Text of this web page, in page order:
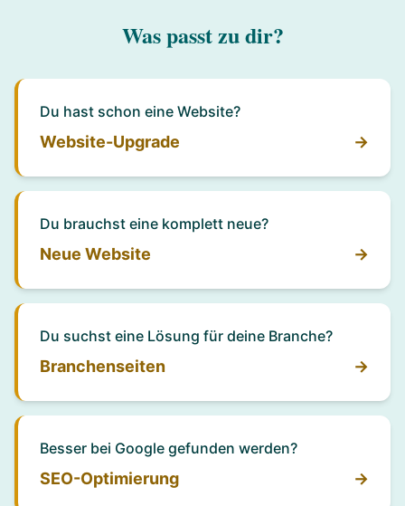
Was passt zu dir?
Du hast schon eine Website?
Website-Upgrade →
Du brauchst eine komplett neue?
Neue Website →
Du suchst eine Lösung für deine Branche?
Branchenseiten →
Besser bei Google gefunden werden?
SEO-Optimierung →